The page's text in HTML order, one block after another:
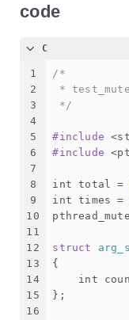
code
C
1
2
3
4
5
6
7
8
9
10
11
12
13
14
15
16
/*
*
*/
#include
#include
int total =
int times =
struct
{
int
};